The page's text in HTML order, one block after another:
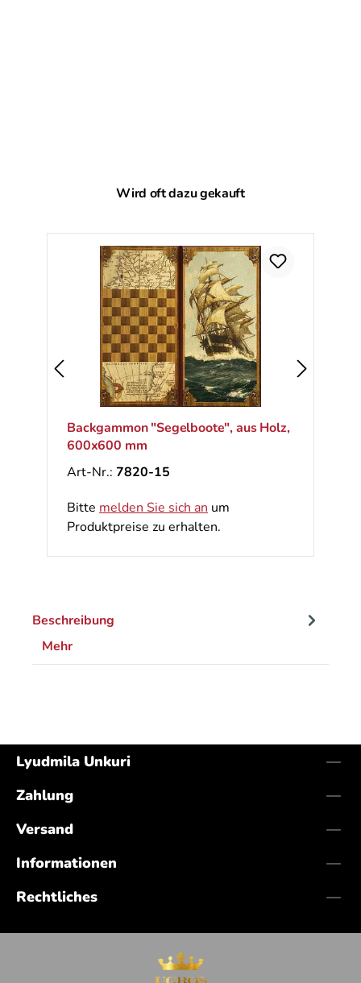
Produktgalerie überspringen
Wird oft dazu gekauft
Backgammon "Segelboote", aus Holz,
600x600 mm
Art-Nr.: 7820-15
Bitte melden Sie sich an um
Produktpreise zu erhalten.
Beschreibung
Mehr
Lyudmila Unkuri
Zahlung
Versand
Informationen
Rechtliches